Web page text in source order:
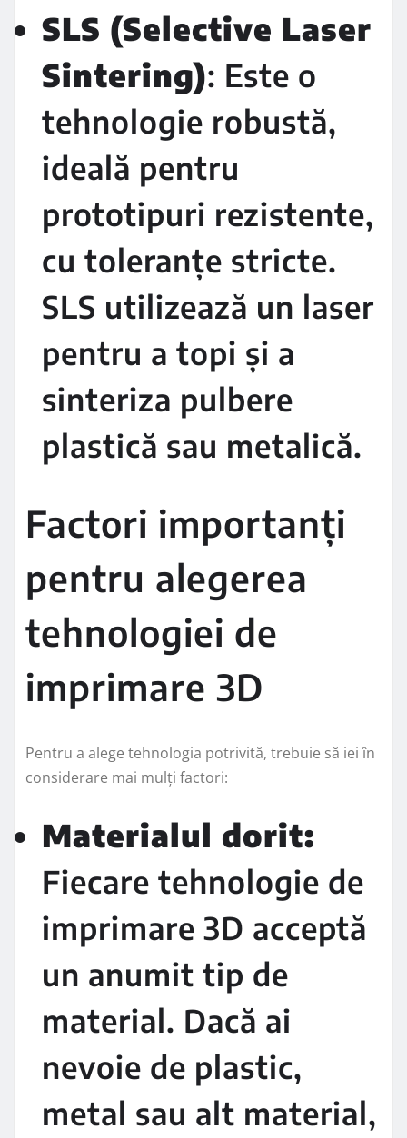
SLS (Selective Laser
Sintering): Este o
tehnologie robustă,
ideală pentru
prototipuri rezistente,
cu toleranțe stricte.
SLS utilizează un laser
pentru a topi și a
sinteriza pulbere
plastică sau metalică.
Factori importanți
pentru alegerea
tehnologiei de
imprimare 3D
Pentru a alege tehnologia potrivită, trebuie să iei în
considerare mai mulți factori:
Materialul dorit:
Fiecare tehnologie de
imprimare 3D acceptă
un anumit tip de
material. Dacă ai
nevoie de plastic,
metal sau alt material,